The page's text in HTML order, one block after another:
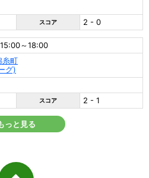
スコア 2 - 0
～18:00
糸町
グ)
スコア 2 - 1
っと見る